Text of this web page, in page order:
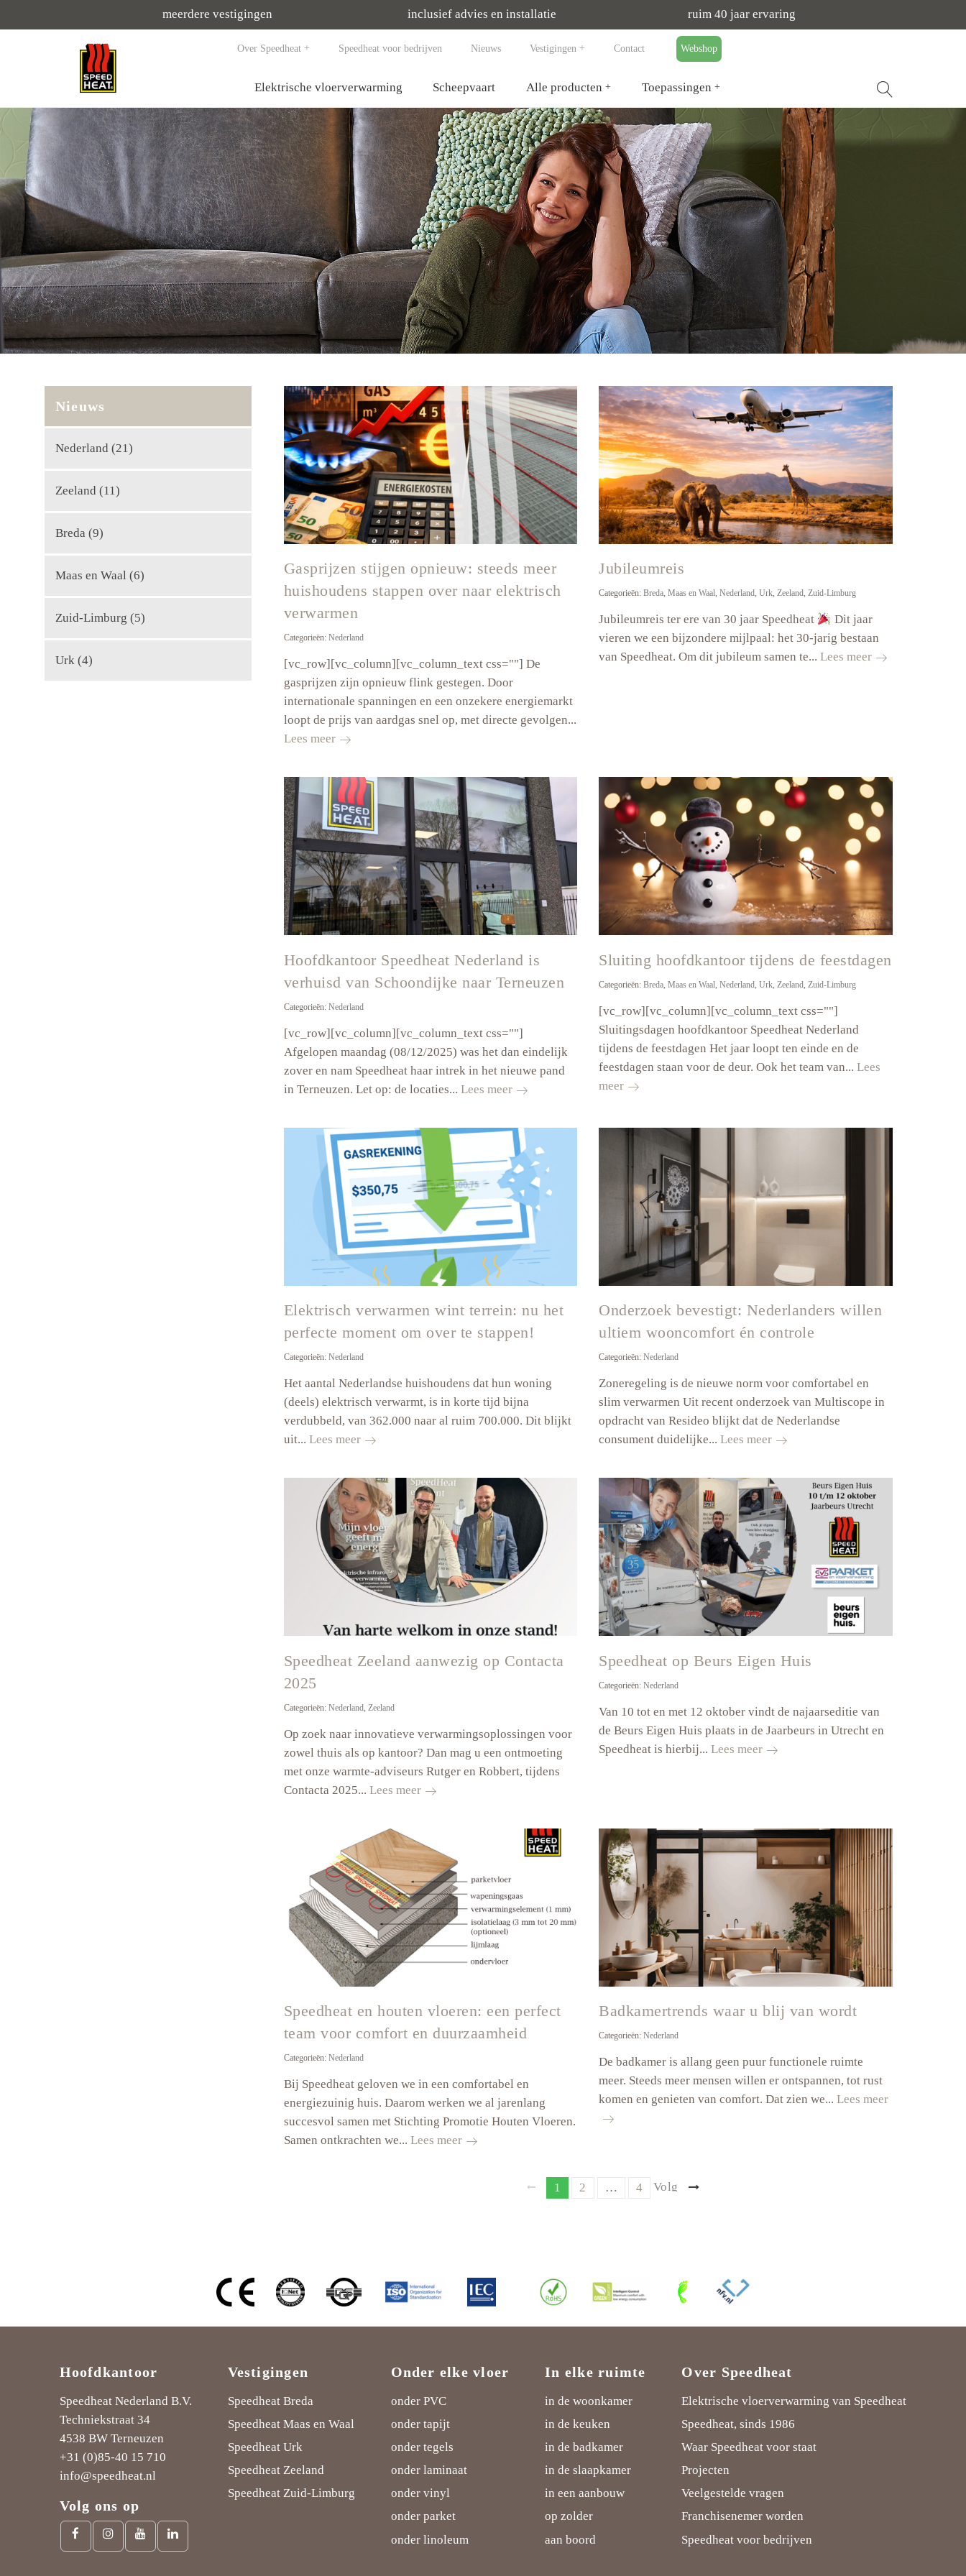
meerdere vestigingen inclusief advies en installatie ruim 40 jaar ervaring
Over Speedheat Speedheat voor bedrijven Nieuws Vestigingen Contact Webshop
Elektrische vloerverwarming Scheepvaart Alle producten Toepassingen
Archieven
Gasprijzen stijgen opnieuw: steeds meer
huishoudens stappen over naar elektrisch
verwarmen
Categorieën: Nederland
[vc_row][vc_column][vc_column_text css=""] De
gasprijzen zijn opnieuw flink gestegen. Door
internationale spanningen en een onzekere energiemarkt
loopt de prijs van aardgas snel op, met directe gevolgen...
Lees meerGasprijzen
opnieuw:
steeds
meer
huishoudens
stappen
over
naar
elektrisch
verwarmen
Jubileumreis
Categorieën:Breda,Maas en Waal,Nederland,Urk,Zeeland,Zuid-Limburg
Jubileumreis ter ere van 30 jaar Speedheat
Dit jaar
vieren we een bijzondere mijlpaal: het 30-jarig bestaan
van Speedheat. Om dit jubileum samen te...Lees meerJubileumreis
Hoofdkantoor Speedheat Nederland is
verhuisd van Schoondijke naar Terneuzen
Categorieën: Nederland
[vc_row][vc_column][vc_column_text css=""]
Afgelopen maandag (08/12/2025) was het dan eindelijk
zover en nam Speedheat haar intrek in het nieuwe pand
in Terneuzen. Let op: de locaties... Lees meerHoofdkantoor
Nederland
is
verhuisd
van
Schoondijke
naar
Terneuzen
Sluiting hoofdkantoor tijdens de feestdagen
Categorieën:Breda,Maas en Waal,Nederland,Urk,Zeeland,Zuid-Limburg
[vc_row][vc_column][vc_column_text css=""]
Sluitingsdagen hoofdkantoor Speedheat Nederland
tijdens de feestdagen Het jaar loopt ten einde en de
feestdagen staan voor de deur. Ook het team van...Lees
meerSluiting
feestdagen
Elektrisch verwarmen wint terrein: nu het
perfecte moment om over te stappen!
Categorieën: Nederland
Het aantal Nederlandse huishoudens dat hun woning
(deels) elektrisch verwarmt, is in korte tijd bijna
verdubbeld, van 362.000 naar al ruim 700.000. Dit blijkt
uit... Lees meerElektrisch
wint
terrein:
nu
het
perfecte
moment
om
te
Onderzoek bevestigt: Nederlanders willen
ultiem wooncomfort én controle
Categorieën:Nederland
Zoneregeling is de nieuwe norm voor comfortabel en
slim verwarmen Uit recent onderzoek van Multiscope in
opdracht van Resideo blijkt dat de Nederlandse
consument duidelijke...Lees meerOnderzoek
Nederlanders
willen
ultiem
wooncomfort
én
controle
Speedheat Zeeland aanwezig op Contacta
2025
Categorieën: Nederland, Zeeland
Op zoek naar innovatieve verwarmingsoplossingen voor
zowel thuis als op kantoor? Dan mag u een ontmoeting
met onze warmte-adviseurs Rutger en Robbert, tijdens
Contacta 2025... Lees meerSpeedheat
op
Contacta
2025
Speedheat op Beurs Eigen Huis
Categorieën:Nederland
Van 10 tot en met 12 oktober vindt de najaarseditie van
de Beurs Eigen Huis plaats in de Jaarbeurs in Utrecht en
Speedheat is hierbij...Lees meerSpeedheat
Speedheat en houten vloeren: een perfect
team voor comfort en duurzaamheid
Categorieën: Nederland
Bij Speedheat geloven we in een comfortabel en
energiezuinig huis. Daarom werken we al jarenlang
succesvol samen met Stichting Promotie Houten Vloeren.
Samen ontkrachten we... Lees meerSpeedheat
comfort
en
duurzaamheid
Badkamertrends waar u blij van wordt
Categorieën:Nederland
De badkamer is allang geen puur functionele ruimte
meer. Steeds meer mensen willen er ontspannen, tot rust
komen en genieten van comfort. Dat zien we...Lees meer
Berichten
Page
1 Page
2 … Page
4
Volg
Nieuws
Nederland (21)
Zeeland (11)
Breda (9)
Maas en Waal (6)
Zuid-Limburg (5)
Urk (4)
Hoofdkantoor
Speedheat Nederland B.V.
Techniekstraat 34
4538 BW Terneuzen
+31 (0)85-40 15 710
info@speedheat.nl
Volg ons op
FacebookInstagramYoutubeLinkedIn
Vestigingen
Speedheat Breda
Speedheat Maas en Waal
Speedheat Urk
Speedheat Zeeland
Speedheat Zuid-Limburg
Onder elke vloer
onder PVC
onder tapijt
onder tegels
onder laminaat
onder vinyl
onder parket
onder linoleum
In elke ruimte
in de woonkamer
in de keuken
in de badkamer
in de slaapkamer
in een aanbouw
op zolder
aan boord
Over Speedheat
Elektrische vloerverwarming van Speedheat
Speedheat, sinds 1986
Waar Speedheat voor staat
Projecten
Veelgestelde vragen
Franchisenemer worden
Speedheat voor bedrijven